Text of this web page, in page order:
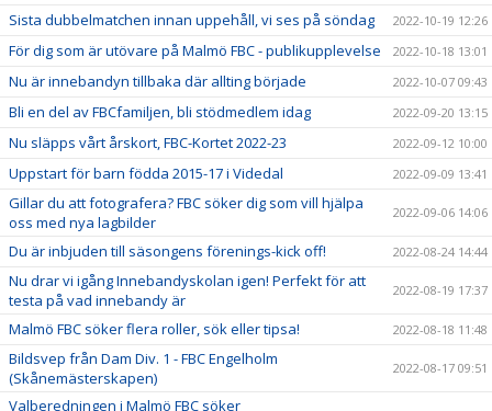
Sista dubbelmatchen innan uppehåll, vi ses på söndag 2022-10-19 12:26
För dig som är utövare på Malmö FBC - publikupplevelse 2022-10-18 13:01
Nu är innebandyn tillbaka där allting började 2022-10-07 09:43
Bli en del av FBCfamiljen, bli stödmedlem idag 2022-09-20 13:15
Nu släpps vårt årskort, FBC-Kortet 2022-23 2022-09-12 10:00
Uppstart för barn födda 2015-17 i Videdal 2022-09-09 13:41
Gillar du att fotografera? FBC söker dig som vill hjälpa
oss med nya lagbilder
2022-09-06 14:06
Du är inbjuden till säsongens förenings-kick off! 2022-08-24 14:44
Nu drar vi igång Innebandyskolan igen! Perfekt för att
testa på vad innebandy är
2022-08-19 17:37
Malmö FBC söker flera roller, sök eller tipsa! 2022-08-18 11:48
Bildsvep från Dam Div. 1 - FBC Engelholm
(Skånemästerskapen)
2022-08-17 09:51
Valberedningen i Malmö FBC söker